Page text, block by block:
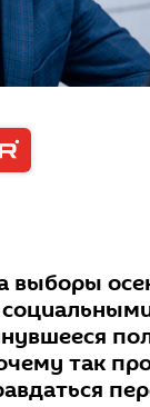
выборы
так